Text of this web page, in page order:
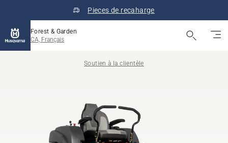
Pieces de recaharge
Forest & Garden
CA, Français
Soutien à la clientèle